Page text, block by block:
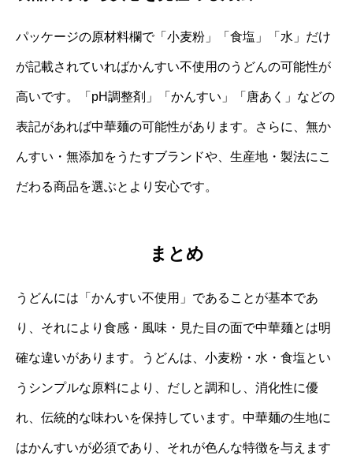
パッケージの原材料欄で「小麦粉」「食塩」「水」だけ
が記載されていればかんすい不使用のうどんの可能性が
高いです。「pH調整剤」「かんすい」「唐あく」などの
表記があれば中華麺の可能性があります。さらに、無か
んすい・無添加をうたすブランドや、生産地・製法にこ
だわる商品を選ぶとより安心です。
まとめ
うどんには「かんすい不使用」であることが基本であ
り、それにより食感・風味・見た目の面で中華麺とは明
確な違いがあります。うどんは、小麦粉・水・食塩とい
うシンプルな原料により、だしと調和し、消化性に優
れ、伝統的な味わいを保持しています。中華麺の生地に
はかんすいが必須であり、それが色んな特徴を与えます